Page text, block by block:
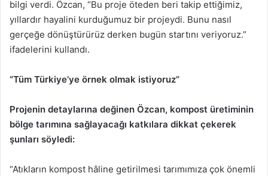
bilgi verdi. Özcan, “Bu proje öteden beri takip ettiğimiz,
yıllardır hayalini kurduğumuz bir projeydi. Bunu nasıl
gerçeğe dönüştürürüz derken bugün startını veriyoruz.”
ifadelerini kullandı.
“Tüm Türkiye’ye örnek olmak istiyoruz”
Projenin detaylarına değinen Özcan, kompost üretiminin
bölge tarımına sağlayacağı katkılara dikkat çekerek
şunları söyledi:
“Atıkların kompost hâline getirilmesi tarımımıza çok önemli